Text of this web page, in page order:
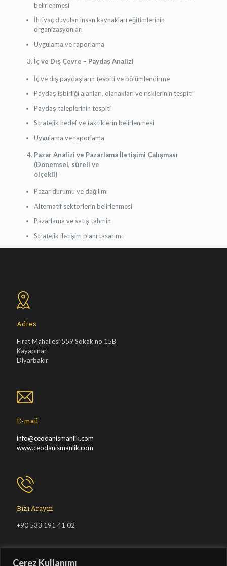
Çerez Kullanımı
belirlenmesi
İhtiyaç duyulan insan kaynakları eğitimlerinin
organizasyonları
Uygulama ve raporlama
İç ve Dış Çevre – Paydaş Analizi
İç ve dış paydaşların tespiti ve bölümlendirme
Paydaş işbirliği alanları, olanakları ve risklerinin tespiti
Paydaş taleplerinin tespiti
Stratejik hedef ve taktiklerin belirlenmesi
Uygulama ve raporlama
Pazar Analizi ve Pazarlama İletişimi Çalışması
(Dönemsel, süreli ve
ölçekli)
Pazar durumu ve dağılımı
Alternatif sektörlerin belirlenmesi
Pazarlama ve satış tahmin
Stratejik iletişim planı tasarımı
Adres
Fırat Mahallesi 559 Sokak no 15B
Kayapınar
Diyarbakır
E-mail
info@ceodanismanlik.com
www.ceodanismanlik.com
Bizi Arayın
+90 533 191 41 02